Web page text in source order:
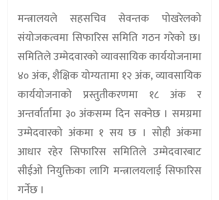
मन्त्रालयले सहसचिव सेवन्तक पोखरेलको
संयोजकत्वमा सिफारिस समिति गठन गरेको छ।
समितिले उम्मेदवारको व्यावसायिक कार्ययोजनामा
४० अंक, शैक्षिक योग्यतामा १२ अंक, व्यावसायिक
कार्ययोजनाको प्रस्तुतीकरणमा १८ अंक र
अन्तर्वार्तामा ३० अंकसम्म दिन सक्नेछ । समग्रमा
उम्मेदवारको अंकमा १ सय छ । सोही अंकमा
आधार रहेर सिफारिस समितिले उम्मेदवारबाट
सीईओ नियुक्तिका लागि मन्त्रालयलाई सिफारिस
गर्नेछ ।